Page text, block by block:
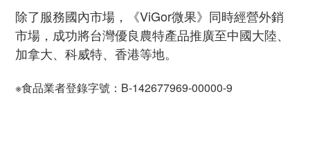
除了服務國內市場，《ViGor微果》同時經營外銷
市場，成功將台灣優良農特產品推廣至中國大陸、
加拿大、科威特、香港等地。
※食品業者登錄字號：B-142677969-00000-9